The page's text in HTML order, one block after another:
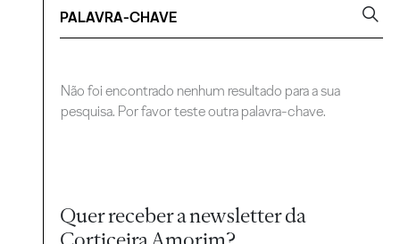
Não foi encontrado nenhum resultado para a sua
pesquisa. Por favor teste outra palavra-chave.
Quer receber a newsletter da